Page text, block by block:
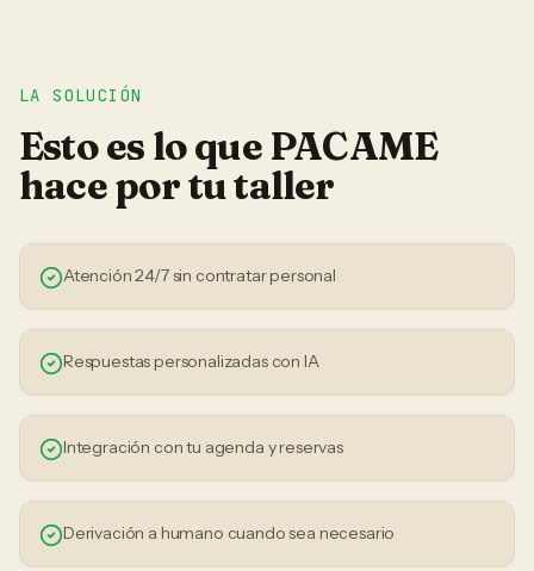
LA SOLUCIÓN
Esto es lo que PACAME
hace por tutaller
Atención 24/7 sin contratar personal
Respuestas personalizadas con IA
Integración con tu agenda y reservas
Derivación a humano cuando sea necesario